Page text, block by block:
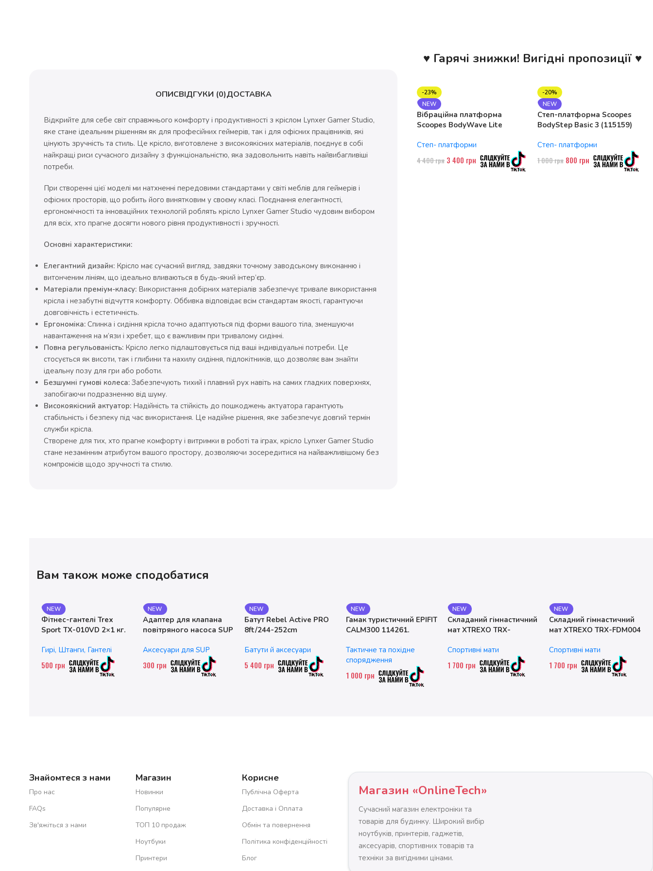
ОПИСВІДГУКИ (0)ДОСТАВКА
Відкрийте для себе світ справжнього комфорту і продуктивності з кріслом Lynxer Gamer Studio,
яке стане ідеальним рішенням як для професійних геймерів, так і для офісних працівників, які
цінують зручність та стиль. Це крісло, виготовлене з високоякісних матеріалів, поєднує в собі
найкращі риси сучасного дизайну з функціональністю, яка задовольнить навіть найвибагливіші
потреби.
При створенні цієї моделі ми натхненні передовими стандартами у світі меблів для геймерів і
офісних просторів, що робить його винятковим у своєму класі. Поєднання елегантності,
ергономічності та інноваційних технологій роблять крісло Lynxer Gamer Studio чудовим вибором
для всіх, хто прагне досягти нового рівня продуктивності і зручності.
Основні характеристики:
Елегантний дизайн: Крісло має сучасний вигляд, завдяки точному заводському виконанню і
витонченим лініям, що ідеально вливаються в будь-який інтер’єр.
Матеріали преміум-класу: Використання добірних матеріалів забезпечує тривале використання
крісла і незабутні відчуття комфорту. Оббивка відповідає всім стандартам якості, гарантуючи
довговічність і естетичність.
Ергономіка: Спинка і сидіння крісла точно адаптуються під форми вашого тіла, зменшуючи
навантаження на м’язи і хребет, що є важливим при тривалому сидінні.
Повна регульованість: Крісло легко підлаштовується під ваші індивідуальні потреби. Це
стосується як висоти, так і глибини та нахилу сидіння, підлокітників, що дозволяє вам знайти
ідеальну позу для гри або роботи.
Безшумні гумові колеса: Забезпечують тихий і плавний рух навіть на самих гладких поверхнях,
запобігаючи подразненню від шуму.
Високоякісний актуатор: Надійність та стійкість до пошкоджень актуатора гарантують
стабільність і безпеку під час використання. Це надійне рішення, яке забезпечує довгий термін
служби крісла.
Створене для тих, хто прагне комфорту і витримки в роботі та іграх, крісло Lynxer Gamer Studio
стане незамінним атрибутом вашого простору, дозволяючи зосередитися на найважливішому без
компромісів щодо зручності та стилю.
♥ Гарячі знижки! Вигідні пропозиції ♥
-23%
NEW
Вібраційна платформа
Scoopes BodyWave Lite
Степ- платформи
4 400грн 3 400 грн
-20%
NEW
Степ-платформа Scoopes
BodyStep Basic 3 (115159)
рівні
Степ- платформи
1 000грн 800 грн
Вам також може сподобатися
NEW
Фітнес-гантелі Trex
Sport TX-010VD 2×1 кг.
Гирі, Штанги, Гантелі
500 грн
NEW
Адаптер для клапана
повітряного насоса SUP
Аксесуари для SUP
300 грн
NEW
Батут Rebel Active PRO
8ft/244-252cm
Батути й аксесуари
5 400 грн
NEW
Гамак туристичний EPIFIT
CALM300 114261.
Тактичне та похідне
спорядження
1 000 грн
NEW
Складаний гімнастичний
мат XTREXO TRX-
Спортивні мати
1 700 грн
NEW
Складний гімнастичний
мат XTREXO TRX-FDM004
Спортивні мати
1 700 грн
Знайомтеся з нами
Про нас
FAQs
Зв'яжіться з нами
Магазин
Новинки
Популярне
ТОП 10 продаж
Ноутбуки
Принтери
Корисне
Публічна Оферта
Доставка і Оплата
Обмін та повернення
Політика конфіденційності
Блог
Магазин «OnlineTech»
Сучасний магазин електроніки та
товарів для будинку. Широкий вибір
ноутбуків, принтерів, гаджетів,
аксесуарів, спортивних товарів та
техніки за вигідними цінами.